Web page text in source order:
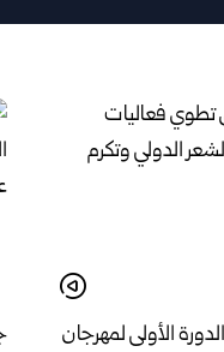
الأولى لمهرجان